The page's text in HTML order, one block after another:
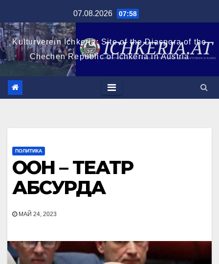
к
содержимому
07.08.2026 07:58
Kulturverein Ichkeria: Site of the Diaspora of the
Chechen Republic of Ichkeria in Austria
ПОЛИТИКА
ООН – ТЕАТР
АБСУРДА
МАЙ 24, 2023